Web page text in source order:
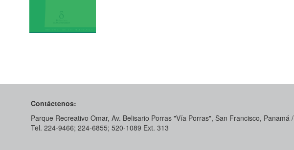
Contáctenos:
Parque Recreativo Omar, Av. Belisario Porras "Vía Porras", San Francisco, Panamá /
Tel. 224-9466; 224-6855; 520-1089​ Ext. 313